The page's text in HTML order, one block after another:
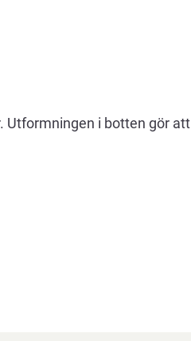
Utformningen i botten gör att